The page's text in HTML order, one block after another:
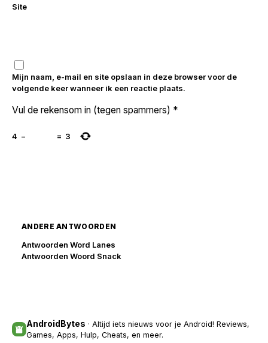
Site
Mijn naam, e-mail en site opslaan in deze browser voor de
volgende keer wanneer ik een reactie plaats.
Vul de rekensom in (tegen spammers) *
4 − = 3
ANDERE ANTWOORDEN
Antwoorden Word Lanes
Antwoorden Woord Snack
AndroidBytes · Altijd iets nieuws voor je Android! Reviews,
Games, Apps, Hulp, Cheats, en meer.